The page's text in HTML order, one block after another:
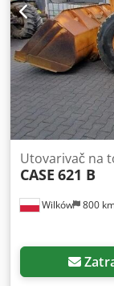
Wilków 800
Utovarivač na
CASE 621 B